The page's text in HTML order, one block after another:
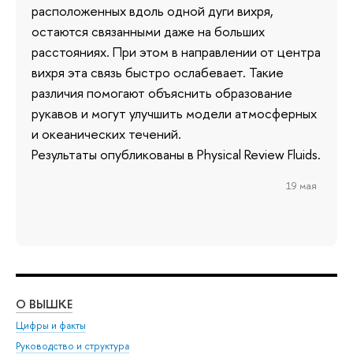
расположенных вдоль одной дуги вихря,
остаются связанными даже на больших
расстояниях. При этом в направлении от центра
вихря эта связь быстро ослабевает. Такие
различия помогают объяснить образование
рукавов и могут улучшить модели атмосферных
и океанических течений.
Результаты опубликованы в Physical Review Fluids.
19 мая
О ВЫШКЕ
Цифры и факты
Руководство и структура